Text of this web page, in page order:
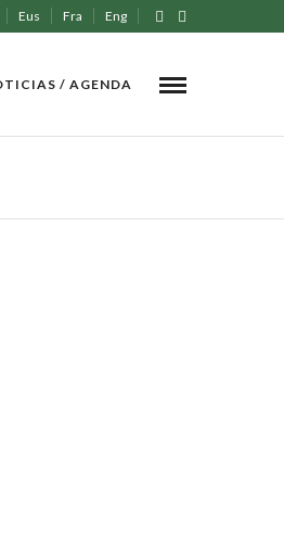
Eus Fra Eng
/ AGENDA